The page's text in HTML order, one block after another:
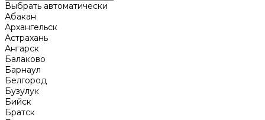
Выбрать автоматически
Абакан
Архангельск
Астрахань
Ангарск
Балаково
Барнаул
Белгород
Бузулук
Бийск
Братск